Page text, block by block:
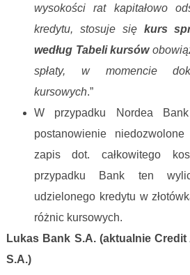
wysokości rat kapitałowo
kredytu, stosuje się kurs
według Tabeli kursów
spłaty, w momencie
kursowych.”
W przypadku Nordea
postanowienie
zapis dot. całkowitego
przypadku Bank ten
udzielonego kredytu w
różnic kursowych.
Lukas Bank S.A. (aktualnie
S.A.)